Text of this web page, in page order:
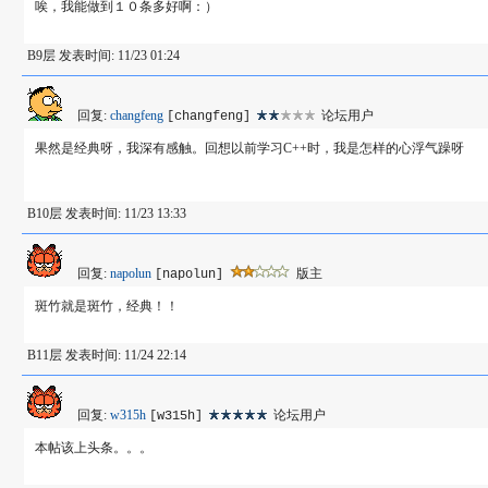
唉，我能做到１０条多好啊：）
B9层 发表时间: 11/23 01:24
回复: changfeng [changfeng] 论坛用户
果然是经典呀，我深有感触。回想以前学习C++时，我是怎样的心浮气躁呀
B10层 发表时间: 11/23 13:33
回复: napolun [napolun] 版主
斑竹就是斑竹，经典！！
B11层 发表时间: 11/24 22:14
回复: w315h [w315h] 论坛用户
本帖该上头条。。。